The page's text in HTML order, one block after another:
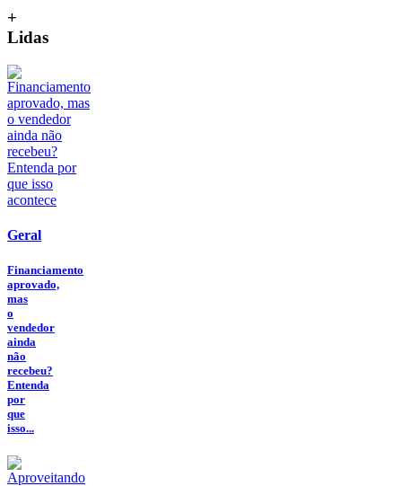
+
Lidas
Geral
Financiamento
aprovado,
mas
o
vendedor
ainda
não
recebeu?
Entenda
por
que
isso...